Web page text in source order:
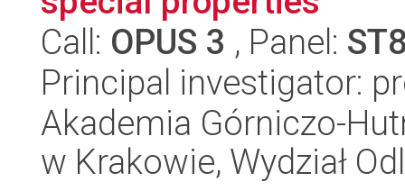
Call: OPUS 3 , Panel:
Principal investigator:
Akademia Górniczo-
w Krakowie, Wydział